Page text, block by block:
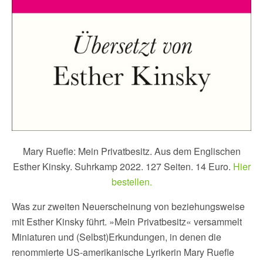
Mary Ruefle: Mein Privatbesitz. Aus dem Englischen
Esther Kinsky. Suhrkamp 2022. 127 Seiten. 14 Euro. Hier
bestellen.
Was zur zweiten Neuerscheinung von beziehungsweise
mit Esther Kinsky führt. »Mein Privatbesitz« versammelt
Miniaturen und (Selbst)Erkundungen, in denen die
renommierte US-amerikanische Lyrikerin Mary Ruefle